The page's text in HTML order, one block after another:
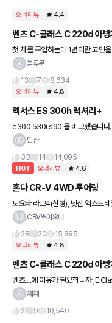
오너리뷰 4.4
벤츠 C-클래스 C 220d 아방
첫 차를 구입하는데 1년이란 고민
고민 했습니다. C클과 3시리즈가 작다는 얘기가 많았지만 생각보다
블루문
13
7 8,634
오너리뷰 4.8
렉서스 ES 300h 럭셔리+
e300 530i s90 을 비교했습니다. -e300 : 실구매가가 가장 저렴
했으나 (가장 많이들 하시는 아방가르드+p20) 도로에서 너무 많이
민샴
33
14 14,095
HOT 오너리뷰 4.6
혼다 CR-V 4WD 투어링
토요타 라브4(신형), 닛산 엑스트레일과
쇼에서 위 3종을 관심있게 둘러 봤고, 시승기도 꼼
CRV뿌이오너
28
20 15,395
오너리뷰 4.8
벤츠 C-클래스 C 220d 아방
벤츠....에 이유가 필요합니까 ,E
ㅓ없습니다 2019 페리 모델은.... ,
제제
2
9 10,540